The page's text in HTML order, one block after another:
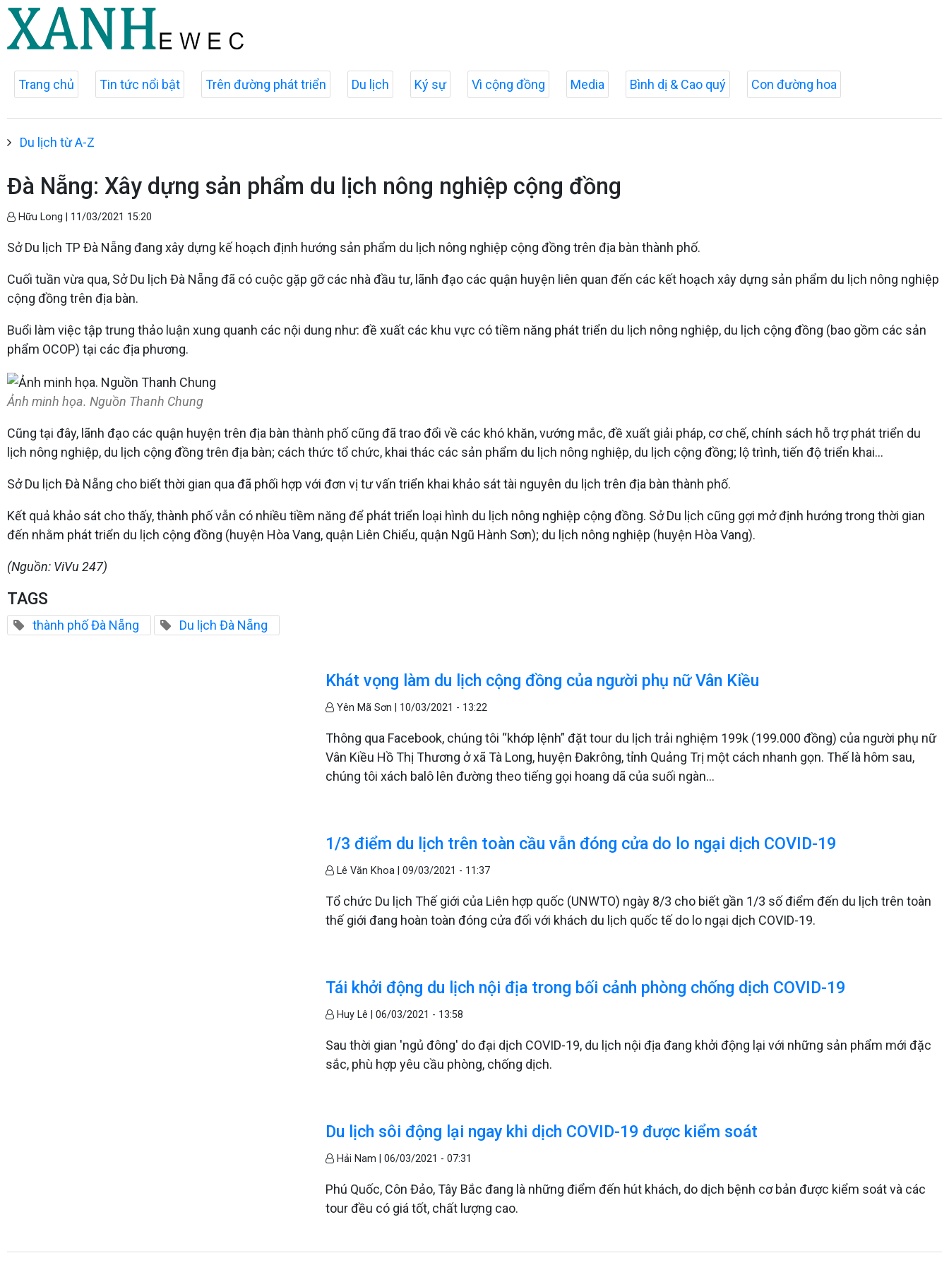
Trang chủ Tin tức nổi bật Trên đường phát triển Du lịch Ký sự Vì cộng đồng Media Bình dị & Cao quý Con đường hoa
Du lịch từ A-Z
Đà Nẵng: Xây dựng sản phẩm du lịch nông nghiệp cộng đồng
Hữu Long | 11/03/2021 15:20
Sở Du lịch TP Đà Nẵng đang xây dựng kế hoạch định hướng sản phẩm du lịch nông nghiệp cộng đồng trên địa bàn thành phố.
Cuối tuần vừa qua, Sở Du lịch Đà Nẵng đã có cuộc gặp gỡ các nhà đầu tư, lãnh đạo các quận huyện liên quan đến các kết hoạch xây dựng sản phẩm du lịch nông nghiệp
cộng đồng trên địa bàn.
Buổi làm việc tập trung thảo luận xung quanh các nội dung như: đề xuất các khu vực có tiềm năng phát triển du lịch nông nghiệp, du lịch cộng đồng (bao gồm các sản
phẩm OCOP) tại các địa phương.
Ảnh minh họa. Nguồn Thanh Chung
Cũng tại đây, lãnh đạo các quận huyện trên địa bàn thành phố cũng đã trao đổi về các khó khăn, vướng mắc, đề xuất giải pháp, cơ chế, chính sách hỗ trợ phát triển du
lịch nông nghiệp, du lịch cộng đồng trên địa bàn; cách thức tổ chức, khai thác các sản phẩm du lịch nông nghiệp, du lịch cộng đồng; lộ trình, tiến độ triển khai…
Sở Du lịch Đà Nẵng cho biết thời gian qua đã phối hợp với đơn vị tư vấn triển khai khảo sát tài nguyên du lịch trên địa bàn thành phố.
Kết quả khảo sát cho thấy, thành phố vẫn có nhiều tiềm năng để phát triển loại hình du lịch nông nghiệp cộng đồng. Sở Du lịch cũng gợi mở định hướng trong thời gian
đến nhằm phát triển du lịch cộng đồng (huyện Hòa Vang, quận Liên Chiểu, quận Ngũ Hành Sơn); du lịch nông nghiệp (huyện Hòa Vang).
(Nguồn: ViVu 247)
TAGS
thành phố Đà Nẵng Du lịch Đà Nẵng
Khát vọng làm du lịch cộng đồng của người phụ nữ Vân Kiều
Yên Mã Sơn | 10/03/2021 - 13:22
Thông qua Facebook, chúng tôi “khớp lệnh” đặt tour du lịch trải nghiệm 199k (199.000 đồng) của người phụ nữ
Vân Kiều Hồ Thị Thương ở xã Tà Long, huyện Đakrông, tỉnh Quảng Trị một cách nhanh gọn. Thế là hôm sau,
chúng tôi xách balô lên đường theo tiếng gọi hoang dã của suối ngàn…
1/3 điểm du lịch trên toàn cầu vẫn đóng cửa do lo ngại dịch COVID-19
Lê Văn Khoa |09/03/2021 - 11:37
Tổ chức Du lịch Thế giới của Liên hợp quốc (UNWTO) ngày 8/3 cho biết gần 1/3 số điểm đến du lịch trên toàn
thế giới đang hoàn toàn đóng cửa đối với khách du lịch quốc tế do lo ngại dịch COVID-19.
Tái khởi động du lịch nội địa trong bối cảnh phòng chống dịch COVID-19
Huy Lê |06/03/2021 - 13:58
Sau thời gian 'ngủ đông' do đại dịch COVID-19, du lịch nội địa đang khởi động lại với những sản phẩm mới đặc
sắc, phù hợp yêu cầu phòng, chống dịch.
Du lịch sôi động lại ngay khi dịch COVID-19 được kiểm soát
Hải Nam |06/03/2021 - 07:31
Phú Quốc, Côn Đảo, Tây Bắc đang là những điểm đến hút khách, do dịch bệnh cơ bản được kiểm soát và các
tour đều có giá tốt, chất lượng cao.